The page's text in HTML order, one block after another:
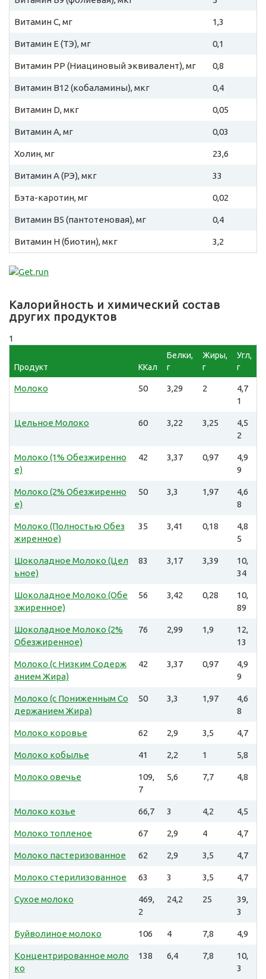
Витамин C, мг 1,3
Витамин E (ТЭ), мг 0,1
Витамин PP (Ниациновый эквивалент), мг 0,8
Витамин B12 (кобаламины), мкг 0,4
Витамин D, мкг 0,05
Витамин A, мг 0,03
Холин, мг 23,6
Витамин A (РЭ), мкг 33
Бэта-каротин, мг 0,02
Витамин B5 (пантотеновая), мг 0,4
Витамин H (биотин), мкг 3,2
Калорийность и химический состав
других продуктов
1
Продукт ККал
Белки,
г
Жиры,
г
Угл,
г
Молоко 50 3,29 2
4,7
1
Цельное Молоко 60 3,22 3,25
4,5
2
Молоко (1% Обезжиренно
е)
42 3,37 0,97
4,9
9
Молоко (2% Обезжиренно
е)
50 3,3 1,97
4,6
8
Молоко (Полностью Обез
жиренное)
35 3,41 0,18
4,8
5
Шоколадное Молоко (Цел
ьное)
83 3,17 3,39
10,
34
Шоколадное Молоко (Обе
зжиренное)
56 3,42 0,28
10,
89
Шоколадное Молоко (2%
Обезжиренное)
76 2,99 1,9
12,
13
Молоко (с Низким Содерж
анием Жира)
42 3,37 0,97
4,9
9
Молоко (с Пониженным Со
держанием Жира)
50 3,3 1,97
4,6
8
Молоко коровье 62 2,9 3,5 4,7
Молоко кобылье 41 2,2 1 5,8
Молоко овечье
109,
7
5,6 7,7 4,8
Молоко козье 66,7 3 4,2 4,5
Молоко топленое 67 2,9 4 4,7
Молоко пастеризованное 62 2,9 3,5 4,7
Молоко стерилизованное 63 3 3,5 4,7
Сухое молоко
469,
2
24,2 25
39,
3
Буйволиное молоко 106 4 7,8 4,9
Концентрированное моло
ко
138 6,4 7,8
10,
3